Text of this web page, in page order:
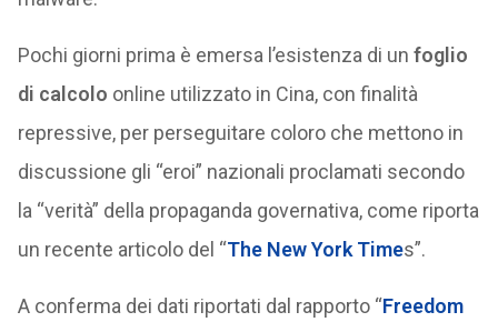
Pochi giorni prima è emersa l’esistenza di un foglio
di calcolo online utilizzato in Cina, con finalità
repressive, per perseguitare coloro che mettono in
discussione gli “eroi” nazionali proclamati secondo
la “verità” della propaganda governativa, come riporta
un recente articolo del “The New York Times”.
A conferma dei dati riportati dal rapporto “Freedom